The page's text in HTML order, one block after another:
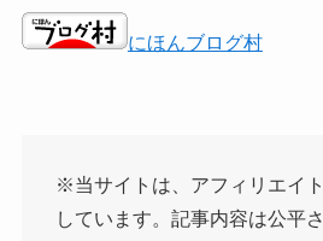
にほんブログ村
※当サイトは、アフィリエイ
しています。記事内容は公平